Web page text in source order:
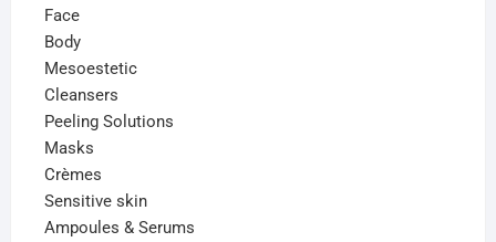
Face
Body
Mesoestetic
Cleansers
Peeling Solutions
Masks
Crèmes
Sensitive skin
Ampoules & Serums